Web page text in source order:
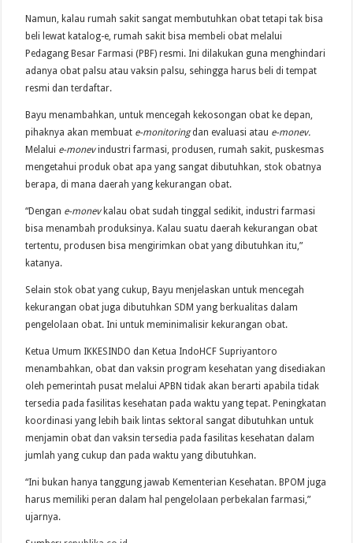
Namun, kalau rumah sakit sangat membutuhkan obat tetapi tak bisa
beli lewat katalog-e, rumah sakit bisa membeli obat melalui
Pedagang Besar Farmasi (PBF) resmi. Ini dilakukan guna menghindari
adanya obat palsu atau vaksin palsu, sehingga harus beli di tempat
resmi dan terdaftar.
Bayu menambahkan, untuk mencegah kekosongan obat ke depan,
pihaknya akan membuat e-monitoringdan evaluasi atau e-monev.
Melalui e-monevindustri farmasi, produsen, rumah sakit, puskesmas
mengetahui produk obat apa yang sangat dibutuhkan, stok obatnya
berapa, di mana daerah yang kekurangan obat.
“Dengan e-monevkalau obat sudah tinggal sedikit, industri farmasi
bisa menambah produksinya. Kalau suatu daerah kekurangan obat
tertentu, produsen bisa mengirimkan obat yang dibutuhkan itu,”
katanya.
Selain stok obat yang cukup, Bayu menjelaskan untuk mencegah
kekurangan obat juga dibutuhkan SDM yang berkualitas dalam
pengelolaan obat. Ini untuk meminimalisir kekurangan obat.
Ketua Umum IKKESINDO dan Ketua IndoHCF Supriyantoro
menambahkan, obat dan vaksin program kesehatan yang disediakan
oleh pemerintah pusat melalui APBN tidak akan berarti apabila tidak
tersedia pada fasilitas kesehatan pada waktu yang tepat. Peningkatan
koordinasi yang lebih baik lintas sektoral sangat dibutuhkan untuk
menjamin obat dan vaksin tersedia pada fasilitas kesehatan dalam
jumlah yang cukup dan pada waktu yang dibutuhkan.
“Ini bukan hanya tanggung jawab Kementerian Kesehatan. BPOM juga
harus memiliki peran dalam hal pengelolaan perbekalan farmasi,”
ujarnya.